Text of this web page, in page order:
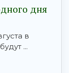
дня
в
...